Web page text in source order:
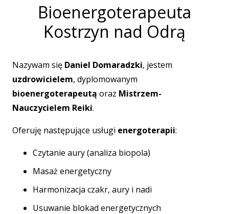
Bioenergoterapeuta
Kostrzyn nad Odrą
Nazywam się Daniel Domaradzki, jestem
uzdrowicielem, dyplomowanym
bioenergoterapeutą oraz Mistrzem-
Nauczycielem Reiki.
Oferuję następujące usługi energoterapii:
Czytanie aury (analiza biopola)
Masaż energetyczny
Harmonizacja czakr, aury i nadi
Usuwanie blokad energetycznych